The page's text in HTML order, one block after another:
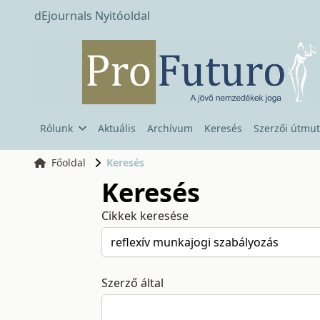
dEjournals Nyitóoldal
Rólunk Aktuális Archívum Keresés Szerzői
Főoldal Keresés
Keresés
Cikkek keresése
Szerző által